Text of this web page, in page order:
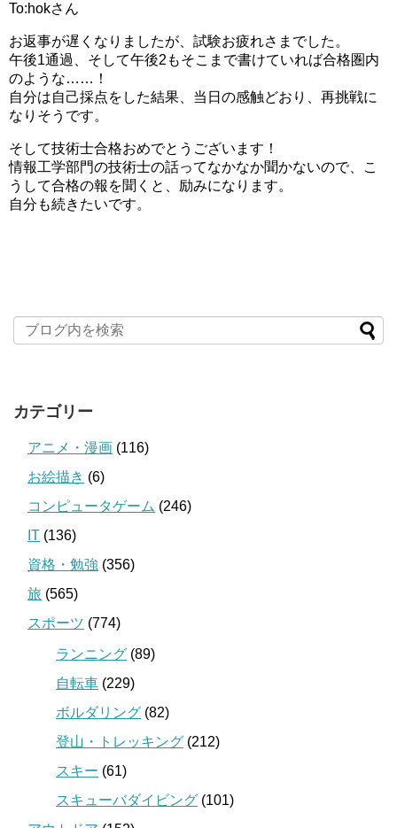
To:hokさん
お返事が遅くなりましたが、試験お疲れさまでした。
午後1通過、そして午後2もそこまで書けていれば合格圏内
のような……！
自分は自己採点をした結果、当日の感触どおり、再挑戦に
なりそうです。
そして技術士合格おめでとうございます！
情報工学部門の技術士の話ってなかなか聞かないので、こ
うして合格の報を聞くと、励みになります。
自分も続きたいです。
カテゴリー
アニメ・漫画 (116)
お絵描き (6)
コンピュータゲーム (246)
IT (136)
資格・勉強 (356)
旅 (565)
スポーツ (774)
ランニング (89)
自転車 (229)
ボルダリング (82)
登山・トレッキング (212)
スキー (61)
スキューバダイビング (101)